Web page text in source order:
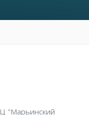
"Марьинский